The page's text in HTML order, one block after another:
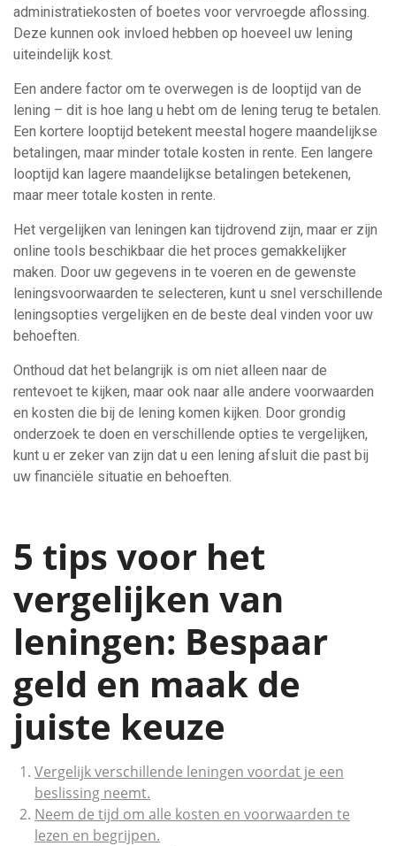
administratiekosten of boetes voor vervroegde aflossing.
Deze kunnen ook invloed hebben op hoeveel uw lening
uiteindelijk kost.
Een andere factor om te overwegen is de looptijd van de
lening – dit is hoe lang u hebt om de lening terug te betalen.
Een kortere looptijd betekent meestal hogere maandelijkse
betalingen, maar minder totale kosten in rente. Een langere
looptijd kan lagere maandelijkse betalingen betekenen,
maar meer totale kosten in rente.
Het vergelijken van leningen kan tijdrovend zijn, maar er zijn
online tools beschikbaar die het proces gemakkelijker
maken. Door uw gegevens in te voeren en de gewenste
leningsvoorwaarden te selecteren, kunt u snel verschillende
leningsopties vergelijken en de beste deal vinden voor uw
behoeften.
Onthoud dat het belangrijk is om niet alleen naar de
rentevoet te kijken, maar ook naar alle andere voorwaarden
en kosten die bij de lening komen kijken. Door grondig
onderzoek te doen en verschillende opties te vergelijken,
kunt u er zeker van zijn dat u een lening afsluit die past bij
uw financiële situatie en behoeften.
5 tips voor het
vergelijken van
leningen: Bespaar
geld en maak de
juiste keuze
Vergelijk verschillende leningen voordat je een
beslissing neemt.
Neem de tijd om alle kosten en voorwaarden te
lezen en begrijpen.